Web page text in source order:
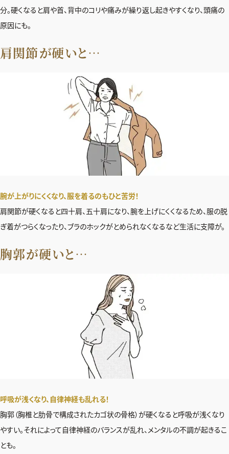
分。硬くなると肩や首、背中のコリや痛みが繰り返し起きやすくなり、頭痛の
原因にも。
肩関節が硬いと…
腕が上がりにくくなり、服を着るのもひと苦労！
肩関節が硬くなると四十肩、五十肩になり、腕を上げにくくなるため、服の脱
ぎ着がつらくなったり、ブラのホックがとめられなくなるなど生活に支障が。
胸郭が硬いと…
呼吸が浅くなり、自律神経も乱れる！
胸郭（胸椎と肋骨で構成されたカゴ状の骨格）が硬くなると呼吸が浅くなり
やすい。それによって自律神経のバランスが乱れ、メンタルの不調が起きるこ
とも。